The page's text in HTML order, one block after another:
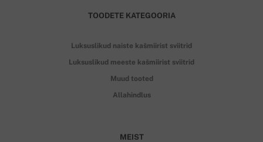
TOODETE KATEGOORIA
Luksuslikud naiste kašmiirist sviitrid
Luksuslikud meeste kašmiirist sviitrid
Muud tooted
Allahindlus
MEIST